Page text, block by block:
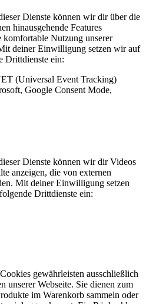
Dienste können wir dir über die
hinausgehende Features
komfortable Nutzung unserer
deiner Einwilligung setzen wir auf
Drittdienste ein:
(Universal Event Tracking)
Google Consent Mode,
Dienste können wir dir Videos
anzeigen, die von externen
Mit deiner Einwilligung setzen
Drittdienste ein:
gewährleisten ausschließlich
unserer Webseite. Sie dienen zum
im Warenkorb sammeln oder